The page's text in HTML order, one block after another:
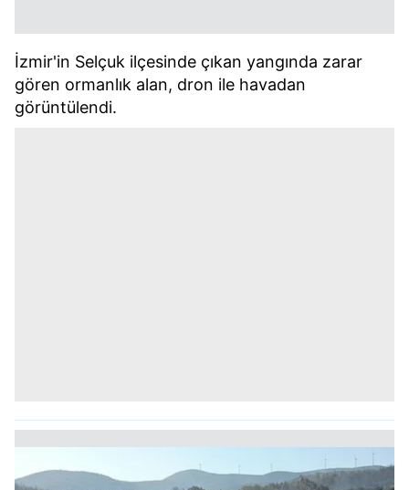
İzmir'in Selçuk ilçesinde çıkan yangında zarar
gören ormanlık alan, dron ile havadan
görüntülendi.